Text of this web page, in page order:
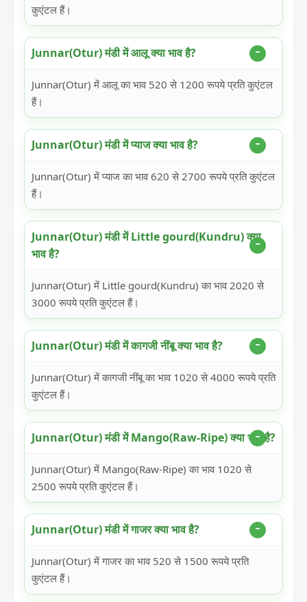
कुएंटल हैं।
Junnar(Otur) मंडी में आलू क्या भाव है?
Junnar(Otur) में आलू का भाव 520 से 1200 रूपये प्रति कुएंटल
हैं।
Junnar(Otur) मंडी में प्याज क्या भाव है?
Junnar(Otur) में प्याज का भाव 620 से 2700 रूपये प्रति कुएंटल
हैं।
Junnar(Otur) मंडी में Little gourd(Kundru) क्या
भाव है?
Junnar(Otur) में Little gourd(Kundru) का भाव 2020 से
3000 रूपये प्रति कुएंटल हैं।
Junnar(Otur) मंडी में कागजी नींबू क्या भाव है?
Junnar(Otur) में कागजी नींबू का भाव 1020 से 4000 रूपये प्रति
कुएंटल हैं।
Junnar(Otur) मंडी में Mango(Raw-Ripe) क्या भाव है?
Junnar(Otur) में Mango(Raw-Ripe) का भाव 1020 से
2500 रूपये प्रति कुएंटल हैं।
Junnar(Otur) मंडी में गाजर क्या भाव है?
Junnar(Otur) में गाजर का भाव 520 से 1500 रूपये प्रति
कुएंटल हैं।